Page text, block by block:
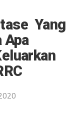
Yang
Apa